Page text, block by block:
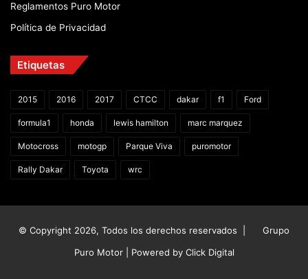
Reglamentos Puro Motor
Política de Privacidad
Etiquetas
2015 2016 2017 CTCC dakar f1 Ford
formula1 honda lewis hamilton marc marquez
Motocross motogp Parque Viva puromotor
Rally Dakar Toyota wrc
© Copyright 2026, Todos los derechos reservados |
Grupo
Puro Motor | Powered by Click Digital